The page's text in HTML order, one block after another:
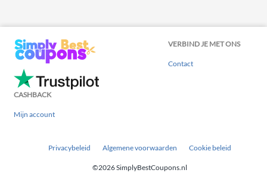
VERBIND JE MET ONS
Contact
CASHBACK
Mijn account
Privacybeleid Algemene voorwaarden Cookie beleid
©2026 SimplyBestCoupons.nl